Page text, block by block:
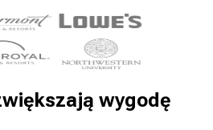
wygodę